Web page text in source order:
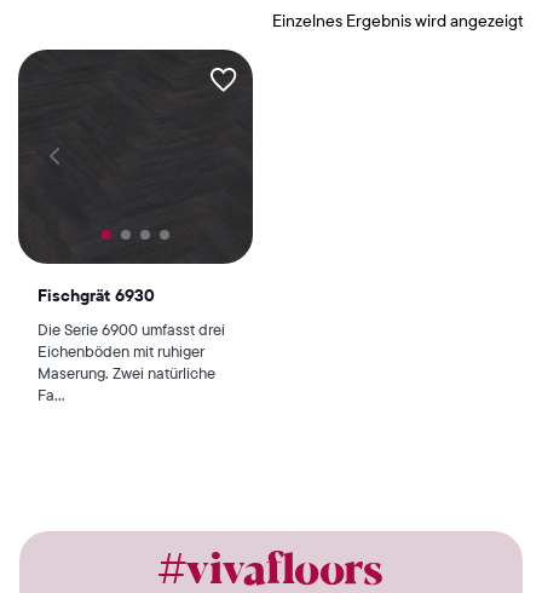
Einzelnes Ergebnis wird angezeigt
Fischgrät 6930
Die Serie 6900 umfasst drei
Eichenböden mit ruhiger
Maserung. Zwei natürliche
Fa...
#vivafloors